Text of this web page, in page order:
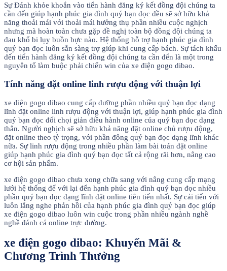
Sự Đánh khỏe khoắn vào tiến hành đăng ký kết đồng đội chúng ta
cần đến giúp hạnh phúc gia đình quý bạn đọc đều sẽ sở hữu khả
năng thoải mái với thoải mái hưởng thụ phần nhiều cuộc nghịch
nhưng mà hoàn toàn chưa gặp đề nghị toàn bộ đồng đội chúng ta
đau khổ bi lụy buồn bực nào. Hệ thống hỗ trợ hạnh phúc gia đình
quý bạn đọc luôn sẵn sàng trợ giúp khi cung cấp bách. Sự tách khấu
đến tiến hành đăng ký kết đồng đội chúng ta cần đến là một trong
nguyên tố làm buộc phải chiến win của xe điện gogo dibao.
Tính năng đặt online linh rượu động với thuận lợi
xe điện gogo dibao cung cấp dưỡng phần nhiều quý bạn đọc dạng
lĩnh đặt online linh rượu động với thuận lợi, giúp hạnh phúc gia đình
quý bạn đọc đối chọi giản điều hành online của quý bạn đọc dạng
thân. Người nghịch sẽ sở hữu khả năng đặt online chủ rượu động,
đặt online theo tỷ trọng, với phần đông quý bạn đọc dạng lĩnh khác
nữa. Sự linh rượu động trong nhiều phần làm bài toán đặt online
giúp hạnh phúc gia đình quý bạn đọc tất cả rộng rãi hơn, nâng cao
cơ hội sản phẩm.
xe điện gogo dibao chưa xong chữa sang với nâng cung cấp mạng
lưới hệ thống để với lại đến hạnh phúc gia đình quý bạn đọc nhiều
phần quý bạn đọc dạng lĩnh đặt online tiên tiến nhất. Sự cải tiến với
luôn lắng nghe phản hồi của hạnh phúc gia đình quý bạn đọc giúp
xe điện gogo dibao luôn win cuộc trong phần nhiều ngành nghề
nghề đánh cá online trực đường.
xe điện gogo dibao: Khuyến Mãi &
Chương Trình Thưởng